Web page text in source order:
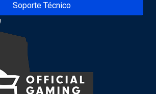
Soporte Técnico